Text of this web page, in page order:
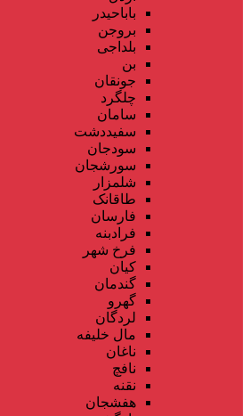
باباحیدر
بروجن
بلداجی
بن
جونقان
چلگرد
سامان
سفیددشت
سودجان
سورشجان
شلمزار
طاقانک
فارسان
فرادبنه
فرخ شهر
کیان
گندمان
گهرو
لردگان
مال خلیفه
ناغان
نافچ
نقنه
هفشجان